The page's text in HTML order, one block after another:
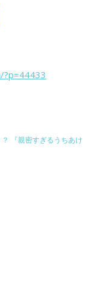
?p=44433
『親密すぎるうちあけ